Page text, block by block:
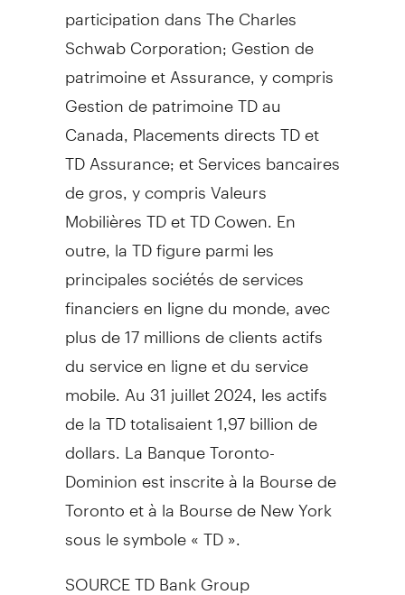
participation dans The Charles
Schwab Corporation;Gestion de
patrimoine et Assurance, y compris
Gestion depatrimoine TD au
Canada , Placements directs TD et
TD Assurance; et Services bancaires
de gros, y compris Valeurs
Mobilières TD et TD Cowen. En
outre, la TD figure parmi les
principales sociétés de services
financiers en ligne du monde, avec
plus de 17 millions de clients actifs
du service en ligne et du service
mobile. Au 31 juillet 2024, les actifs
de la TD totalisaient 1,97 billion de
dollars. La Banque Toronto-
Dominion est inscrite à la Bourse de
Toronto et à la Bourse de New York
sous le symbole « TD ».
SOURCE TD Bank Group